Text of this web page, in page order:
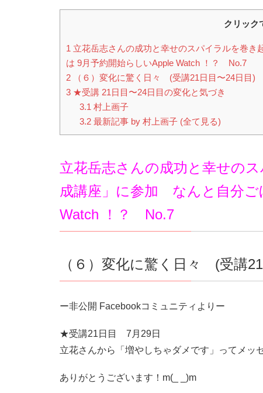
クリック
1 立花岳志さんの成功と幸せのスパイラルを巻
は 9月予約開始らしいApple Watch ！？ No.7
2 （６）変化に驚く日々 (受講21日目〜24日目)
3 ★受講 21日目〜24日目の変化と気づき
3.1 村上画子
3.2最新記事 by 村上画子 (全て見る)
立花岳志さんの成功と幸せの
成講座」に参加 なんと自分ご
Watch ！？ No.7
（６）変化に驚く日々 (受講
ー非公開 Facebookコミュニティよりー
★受講21日目 7月29日
立花さんから「増やしちゃダメです」ってメッ
ありがとうございます！m(_ _)m